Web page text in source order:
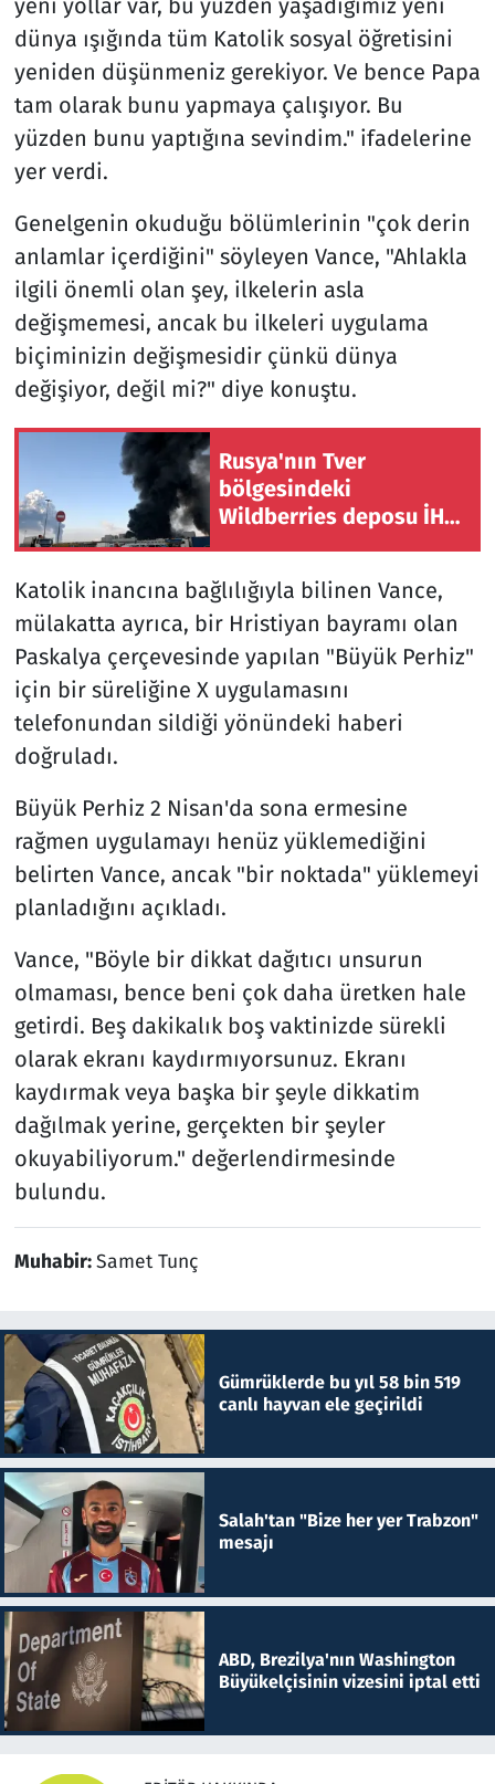
dünya ışığında tüm Katolik sosyal öğretisini
yeniden düşünmeniz gerekiyor. Ve bence Papa
tam olarak bunu yapmaya çalışıyor. Bu
yüzden bunu yaptığına sevindim." ifadelerine
yer verdi.
Genelgenin okuduğu bölümlerinin "çok derin
anlamlar içerdiğini" söyleyen Vance, "Ahlakla
ilgili önemli olan şey, ilkelerin asla
değişmemesi, ancak bu ilkeleri uygulama
biçiminizin değişmesidir çünkü dünya
değişiyor, değil mi?" diye konuştu.
Rusya'nın Tver
bölgesindeki
Wildberries deposu İHA
Katolik inancına bağlılığıyla bilinen Vance,
mülakatta ayrıca, bir Hristiyan bayramı olan
Paskalya çerçevesinde yapılan "Büyük Perhiz"
için bir süreliğine X uygulamasını
telefonundan sildiği yönündeki haberi
doğruladı.
Büyük Perhiz 2 Nisan'da sona ermesine
rağmen uygulamayı henüz yüklemediğini
belirten Vance, ancak "bir noktada" yüklemeyi
planladığını açıkladı.
Vance, "Böyle bir dikkat dağıtıcı unsurun
olmaması, bence beni çok daha üretken hale
getirdi. Beş dakikalık boş vaktinizde sürekli
olarak ekranı kaydırmıyorsunuz. Ekranı
kaydırmak veya başka bir şeyle dikkatim
dağılmak yerine, gerçekten bir şeyler
okuyabiliyorum." değerlendirmesinde
bulundu.
Muhabir:Samet Tunç
Gümrüklerde bu yıl 58 bin 519
canlı hayvan ele geçirildi
Salah'tan "Bize her yer Trabzon"
mesajı
ABD, Brezilya'nın Washington
Büyükelçisinin vizesini iptal etti